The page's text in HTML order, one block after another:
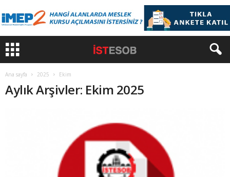
Ana sayfa 2025 Ekim
Aylık Arşivler: Ekim 2025